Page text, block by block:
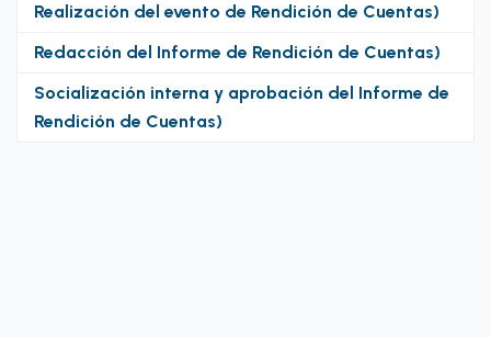
Realización del evento de Rendición de Cuentas)
Redacción del Informe de Rendición de Cuentas)
Socialización interna y aprobación del Informe de
Rendición de Cuentas)